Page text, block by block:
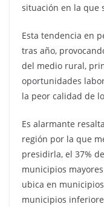
situación en la que
Esta tendencia en
tras año,
del medio rural,
oportunidades
la peor calidad de
Es alarmante
región por la que
presidirla, el 37%
municipios
ubica en
municipios